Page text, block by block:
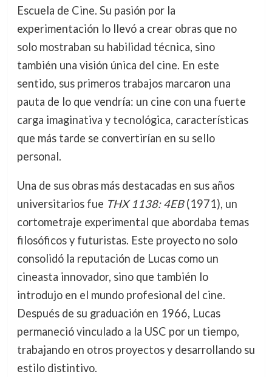
Escuela de Cine. Su pasión por la
experimentación lo llevó a crear obras que no
solo mostraban su habilidad técnica, sino
también una visión única del cine. En este
sentido, sus primeros trabajos marcaron una
pauta de lo que vendría: un cine con una fuerte
carga imaginativa y tecnológica, características
que más tarde se convertirían en su sello
personal.
Una de sus obras más destacadas en sus años
universitarios fue THX 1138: 4EB(1971), un
cortometraje experimental que abordaba temas
filosóficos y futuristas. Este proyecto no solo
consolidó la reputación de Lucas como un
cineasta innovador, sino que también lo
introdujo en el mundo profesional del cine.
Después de su graduación en 1966, Lucas
permaneció vinculado a la USC por un tiempo,
trabajando en otros proyectos y desarrollando su
estilo distintivo.